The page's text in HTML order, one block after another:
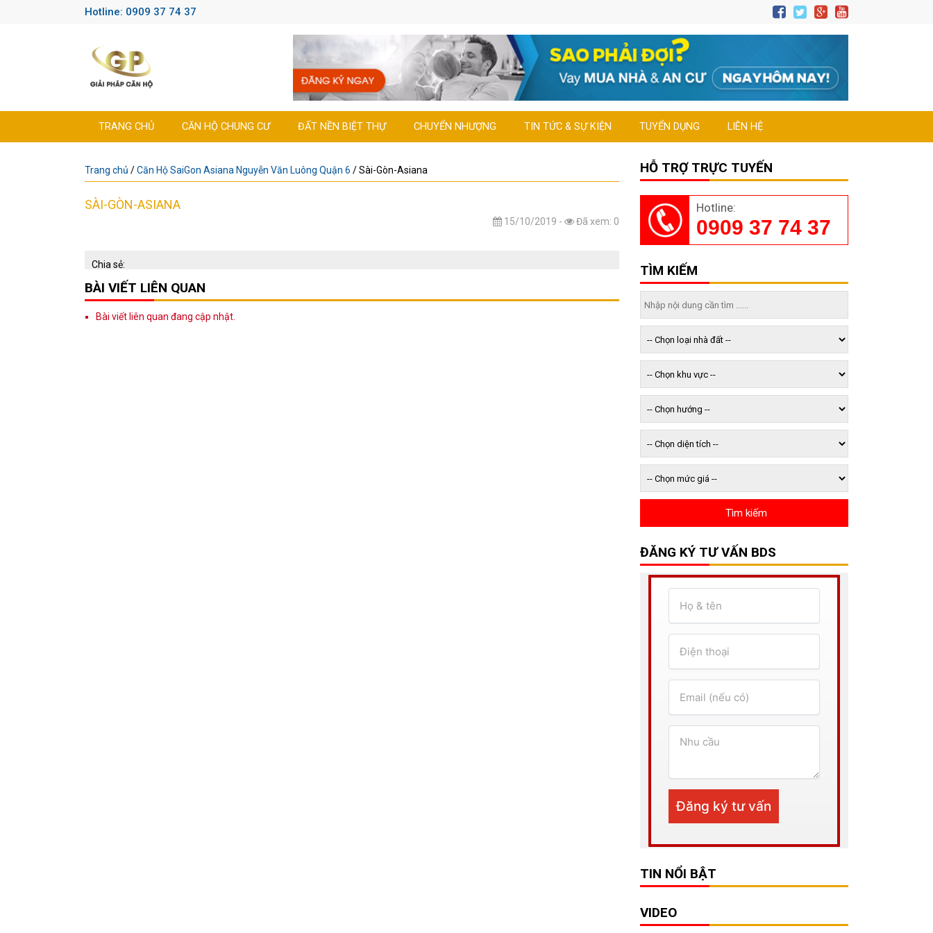
Hotline: 0909 37 74 37
TRANG CHỦ CĂN HỘ CHUNG CƯ ĐẤT NỀN BIỆT THỰ CHUYỂN NHƯỢNG TIN TỨC & SỰ KIỆN TUYỂN DỤNG LIÊN HỆ
Trang chủ /Căn Hộ SaiGon Asiana Nguyễn Văn Luông Quận 6 /Sài-Gòn-Asiana
SÀI-GÒN-ASIANA
15/10/2019 - Đã xem: 0
Chia sẻ:
BÀI VIẾT LIÊN QUAN
Bài viết liên quan đang cập nhật.
HỖ TRỢ TRỰC TUYẾN
Hotline:
0909 37 74 37
TÌM KIẾM
ĐĂNG KÝ TƯ VẤN BDS
TIN NỔI BẬT
VIDEO